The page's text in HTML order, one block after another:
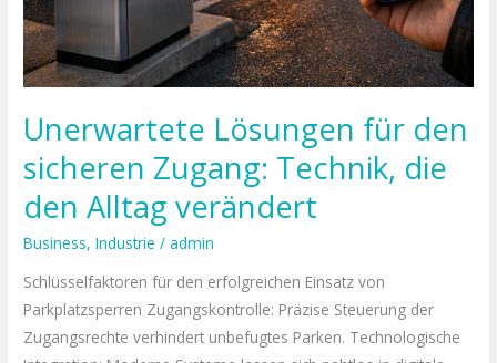
Unerwartete Lösungen für den
sicheren Zugang: Technik, die
den Alltag verändert
Business,Industrie /admin
Schlüsselfaktoren für den erfolgreichen Einsatz von
Parkplatzsperren Zugangskontrolle: Präzise Steuerung der
Zugangsrechte verhindert unbefugtes Parken. Technologische